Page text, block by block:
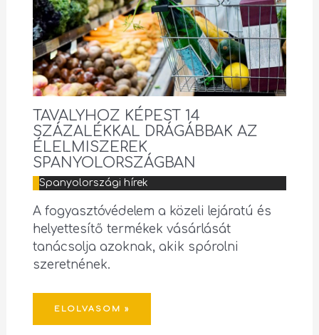
TAVALYHOZ KÉPEST 14
SZÁZALÉKKAL DRÁGÁBBAK AZ
ÉLELMISZEREK
SPANYOLORSZÁGBAN
Spanyolországi hírek
A fogyasztóvédelem a közeli lejáratú és
helyettesítő termékek vásárlását
tanácsolja azoknak, akik spórolni
szeretnének.
ELOLVASOM »